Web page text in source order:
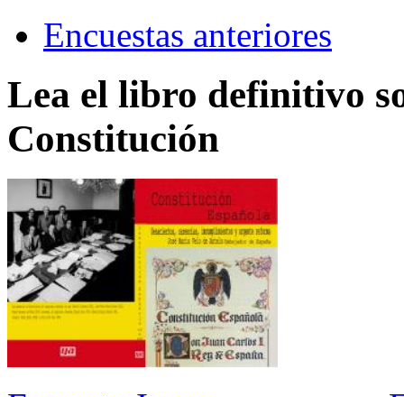
Encuestas anteriores
Lea el libro definitivo
Constitución